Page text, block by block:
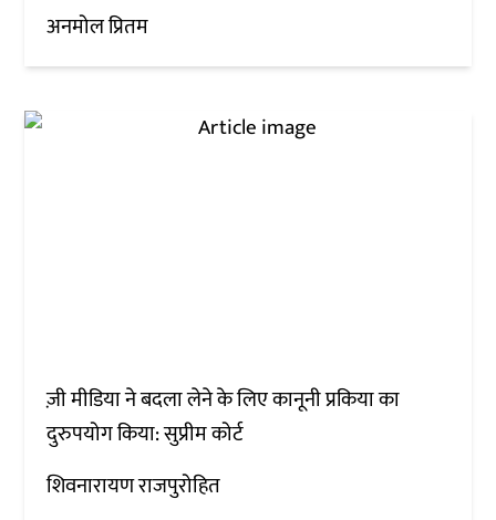
अनमोल प्रितम
ज़ी मीडिया ने बदला लेने के लिए कानूनी प्रकिया का
दुरुपयोग किया: सुप्रीम कोर्ट
शिवनारायण राजपुरोहित